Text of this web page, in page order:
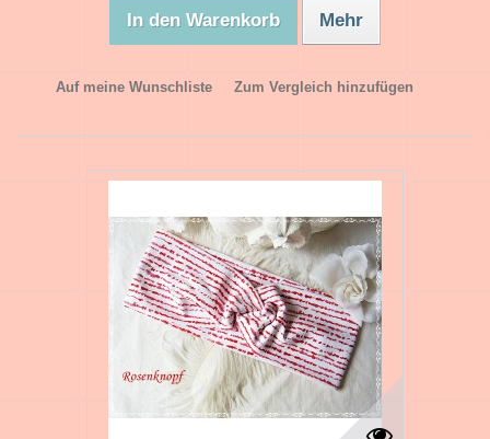
In den Warenkorb Mehr
Auf meine Wunschliste Zum Vergleich hinzufügen